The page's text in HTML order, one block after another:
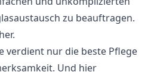
zu beauftragen.
verdient nur die beste Pflege
Und hier